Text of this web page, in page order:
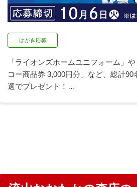
アプリ応募
あなたのみんなにおすすめしたい「
シピ」を教えてください！
応募いただいた方の中から、抽選で